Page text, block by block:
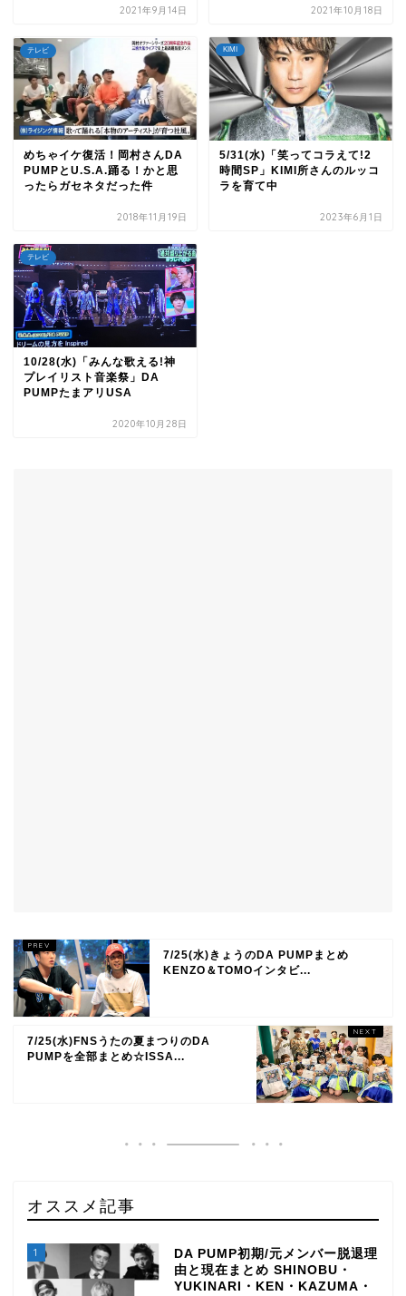
2021年9月14日 2021年10月18日
テレビ
めちゃイケ復活！岡村さんDA
PUMPとU.S.A.踊る！かと思
ったらガセネタだった件
2018年11月19日
KIMI
5/31(水)「笑ってコラえて!2
時間SP」KIMI所さんのルッコ
ラを育て中
2023年6月1日
テレビ
10/28(水)「みんな歌える!神
プレイリスト音楽祭」DA
PUMPたまアリUSA
2020年10月28日
7/25(水)きょうのDA PUMPまとめ
KENZO＆TOMOインタビ...
7/25(水)FNSうたの夏まつりのDA
PUMPを全部まとめ☆ISSA...
オススメ記事
1
DA PUMP初期/元メンバー脱退理
由と現在まとめ SHINOBU・
YUKINARI・KEN・KAZUMA・